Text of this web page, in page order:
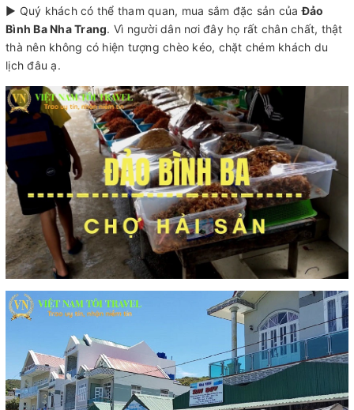
► Quý khách có thể tham quan, mua sắm đặc sản củaĐảo
Bình Ba Nha Trang. Vì người dân nơi đây họ rất chân chất, thật
thà nên không có hiện tượng chèo kéo, chặt chém khách du
lịch đâu ạ.